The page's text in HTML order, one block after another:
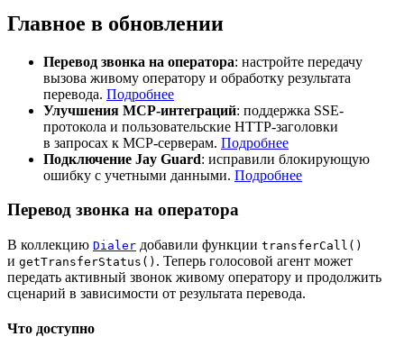
Главное в обновлении
Перевод звонка на оператора: настройте передачу
вызова живому оператору и обработку результата
перевода. Подробнее
Улучшения MCP-интеграций: поддержка SSE-
протокола и пользовательские HTTP-заголовки
в запросах к MCP-серверам. Подробнее
Подключение Jay Guard: исправили блокирующую
ошибку с учетными данными. Подробнее
Перевод звонка на оператора
В коллекцию Dialer добавили функции transferCall()
и getTransferStatus() . Теперь голосовой агент может
передать активный звонок живому оператору и продолжить
сценарий в зависимости от результата перевода.
Что доступно